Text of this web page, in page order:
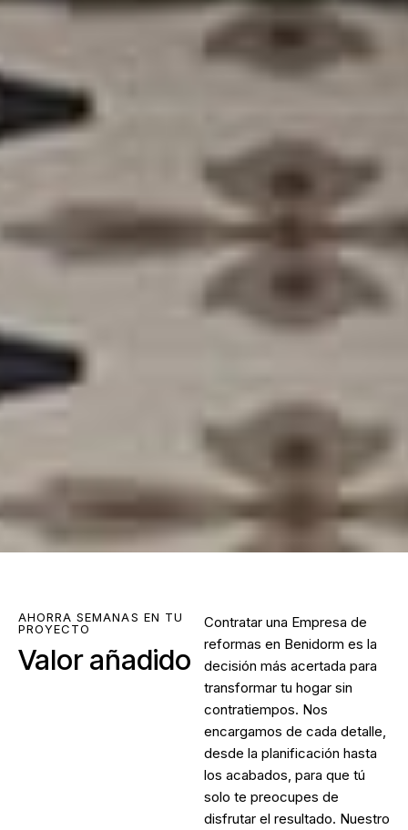
AHORRA SEMANAS EN TU
PROYECTO
Valor añadido
Contratar una Empresa de
reformas en Benidorm es la
decisión más acertada para
transformar tu hogar sin
contratiempos. Nos
encargamos de cada detalle,
desde la planificación hasta
los acabados, para que tú
solo te preocupes de
disfrutar el resultado. Nuestro